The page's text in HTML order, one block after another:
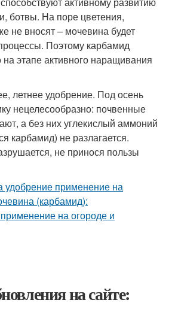
ботвы. На поре цветения,
не вносят – мочевина будет
Поэтому карбамид
на этапе активного наращивания
летнее удобрение. Под осень
нецелесообразно: почвенные
а без них углекислый аммоний
карбамид) не разлагается.
не принося пользы
на сайте: